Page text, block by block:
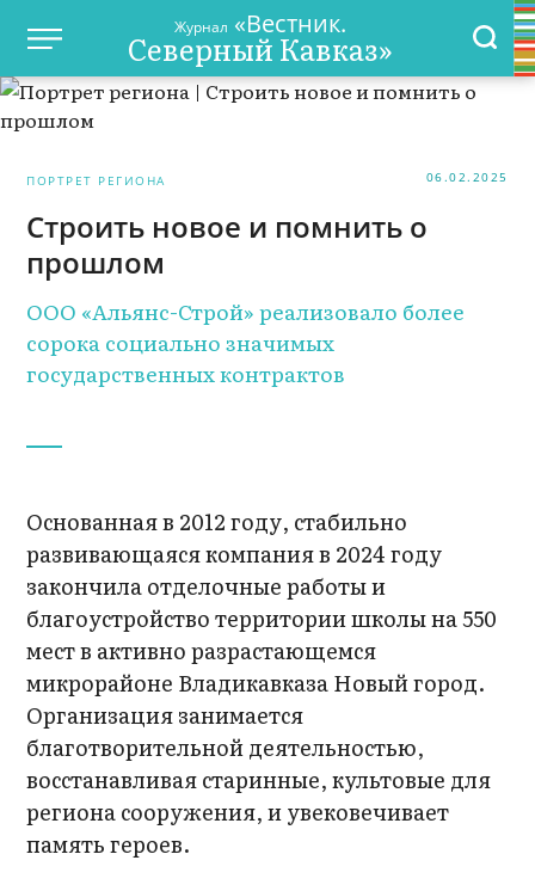
Журнал «Вестник.
Северный Кавказ»
ПОРТРЕТ РЕГИОНА 06.02.2025
Строить новое и помнить о
прошлом
ООО «Альянс-Строй» реализовало более
сорока социально значимых
государственных контрактов
Основанная в 2012 году, стабильно
развивающаяся компания в 2024 году
закончила отделочные работы и
благоустройство территории школы на 550
мест в активно разрастающемся
микрорайоне Владикавказа Новый город.
Организация занимается
благотворительной деятельностью,
восстанавливая старинные, культовые для
региона сооружения, и увековечивает
память героев.